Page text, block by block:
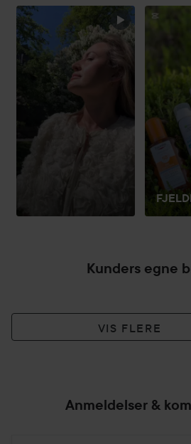
SPRING OVER SEKTIONEN
Kunders egne
VIS FLERE
Anmeldelser &